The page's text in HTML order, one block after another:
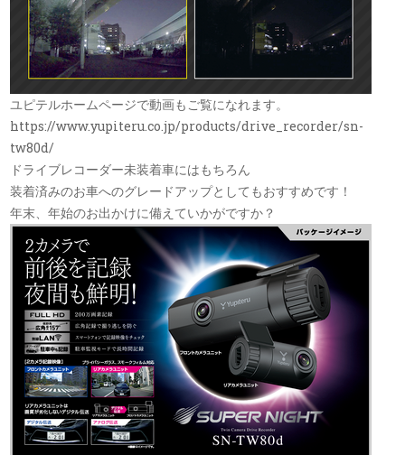
ユピテルホームページで動画もご覧になれます。
https://www.yupiteru.co.jp/products/drive_recorder/sn-
tw80d/
ドライブレコーダー未装着車にはもちろん
装着済みのお車へのグレードアップとしてもおすすめです！
年末、年始のお出かけに備えていかがですか？